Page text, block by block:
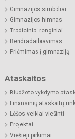
Gimnazijos simboliai
Gimnazijos himnas
Tradiciniai renginiai
Bendradarbiavimas
Priėmimas į gimnaziją
Ataskaitos
Biudžeto vykdymo
Finansinių ataskaitų
Lėšos veiklai viešinti
Projektai
Viešieji pirkimai